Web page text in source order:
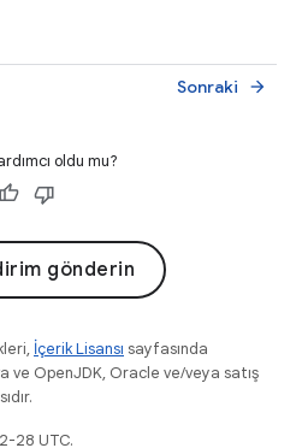
Sonraki arrow_forward
oldu mu?
gönderin
İçerik Lisansı sayfasında
ve OpenJDK, Oracle ve/veya satış
28 UTC.